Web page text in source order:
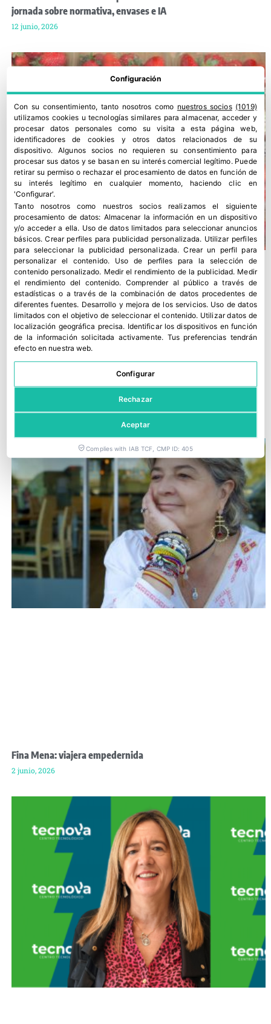
jornada sobre normativa, envases e IA
12 junio, 2026
Europa desacelera su producción circular de plásticos
2 junio, 2026
Fina Mena: viajera empedernida
2 junio, 2026
Configuración
Con su consentimiento, tanto nosotros como nuestros socios (1019)
utilizamos cookies u tecnologías similares para almacenar, acceder y
procesar datos personales como su visita a esta página web,
identificadores de cookies y otros datos relacionados de su
dispositivo. Algunos socios no requieren su consentimiento para
procesar sus datos y se basan en su interés comercial legítimo. Puede
retirar su permiso o rechazar el procesamiento de datos en función de
su interés legítimo en cualquier momento, haciendo clic en
'Configurar'.
Tanto nosotros como nuestros socios realizamos el siguiente
procesamiento de datos: Almacenar la información en un dispositivo
y/o acceder a ella. Uso de datos limitados para seleccionar anuncios
básicos.Crear perfiles para publicidad personalizada. Utilizar perfiles
para seleccionar la publicidad personalizada.Crear un perfil para
personalizar el contenido. Uso de perfiles para la selección de
contenido personalizado. Medir el rendimiento de la publicidad. Medir
el rendimiento del contenido.Comprender al público a través de
estadísticas o a través de la combinación de datos procedentes de
diferentes fuentes. Desarrollo y mejora de los servicios. Uso de datos
limitados con el objetivo de seleccionar el contenido. Utilizar datos de
localización geográfica precisa. Identificar los dispositivos en función
de la información solicitada activamente. Tus preferencias tendrán
efecto en nuestra web.
Configurar
Rechazar
Aceptar
Complies with IAB TCF, CMP ID: 405